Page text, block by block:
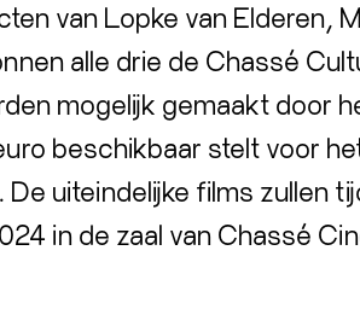
van Lopke van Elderen,
alle drie de Chassé
mogelijk gemaakt door
beschikbaar stelt voor
uiteindelijke films zullen
in de zaal van Chassé